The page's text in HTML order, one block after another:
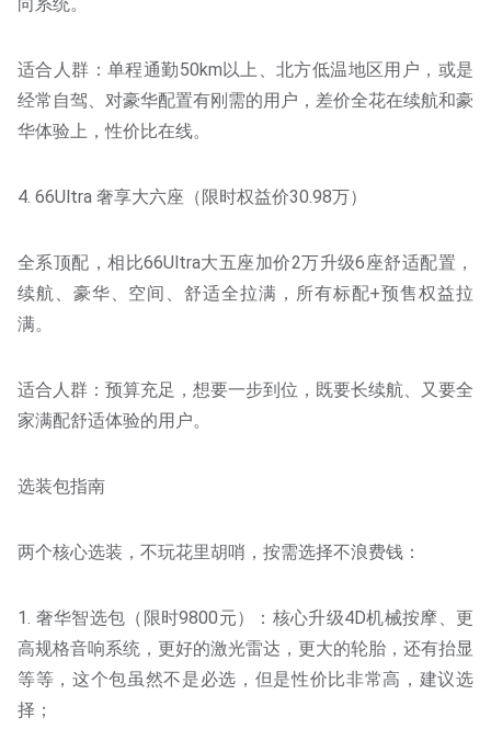
适合人群：单程通勤50km以上、北方低温地区用户，或是
经常自驾、对豪华配置有刚需的用户，差价全花在续航和豪
华体验上，性价比在线。
4. 66Ultra 奢享大六座（限时权益价30.98万）
全系顶配，相比66Ultra大五座加价2万升级6座舒适配置，
续航、豪华、空间、舒适全拉满，所有标配+预售权益拉
满。
适合人群：预算充足，想要一步到位，既要长续航、又要全
家满配舒适体验的用户。
选装包指南
两个核心选装，不玩花里胡哨，按需选择不浪费钱：
1. 奢华智选包（限时9800元）：核心升级4D机械按摩、更
高规格音响系统，更好的激光雷达，更大的轮胎，还有抬显
等等，这个包虽然不是必选，但是性价比非常高，建议选
择；